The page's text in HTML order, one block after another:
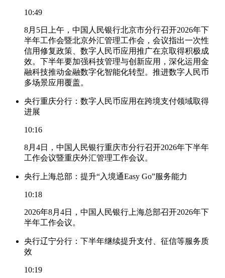
10:49
8月5日上午，中国人民银行北京市分行召开2026年下
半年工作会暨北京外汇管理工作会，会议指出一次性
信用修复政策、数字人民币应用推广在京取得积极成
效。下半年要加强科技管理与创新应用，深化运用金
融科技推动金融数字化智能化转型。推进数字人民币
多场景应用覆盖。
央行重庆分行：数字人民币应用在跨境支付领域取得
进展
10:16
8月4日，中国人民银行重庆市分行召开2026年下半年
工作会议暨重庆外汇管理工作会议。
央行上海总部：提升“入境通Easy Go”服务能力
10:18
2026年8月4日，中国人民银行上海总部召开2026年下
半年工作会议。
央行辽宁分行：下半年继续提升支付、征信等服务质
效
10:19